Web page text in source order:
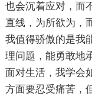
也会沉着应对，而
直线，为所欲为，
我值得骄傲的是我
理问题，能勇敢地
面对生活，我学会
方面要忍受痛苦，